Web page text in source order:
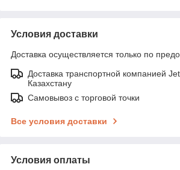
Условия доставки
Доставка осуществляется только по
Доставка транспортной компанией
Казахстану
Самовывоз с торговой точки
Все условия доставки
Условия оплаты